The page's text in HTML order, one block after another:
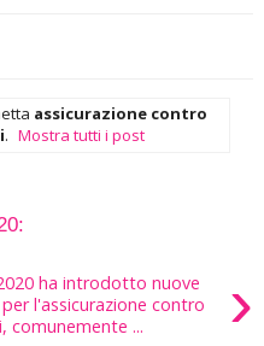
assicurazione contro
. Mostra tutti i post
›
ha introdotto nuove
l'assicurazione contro
comunemente ...